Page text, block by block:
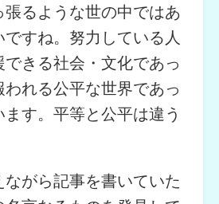
張るような世の中ではあ
ですね。努力している人
できる社会・文化であっ
れる公平な世界であっ
す。平等と公平は違う
ながら記事を書いていた